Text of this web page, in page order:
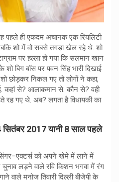
पहले ही एकदम अचानक एक रियलिटी
शो में वो सबसे तगड़ा खेल रहे थे. शो
पर हल्ला हो गया कि सलमान खान
बिग बॉस पर पवन सिंह भारी दिखाई
छोड़कर निकल गए तो लोगों ने कहा,
कहां से? आलाकमान से. कौन से? वही
गए ‌थे. अब? लगता है विधायकी का
2017 यानी 8 साल पहले
को अपने खेमे में लाने में
लड़ने वाले रवि किशन भगवा में रंग
वाले मनोज ‌तिवारी दिल्ली बीजेपी के